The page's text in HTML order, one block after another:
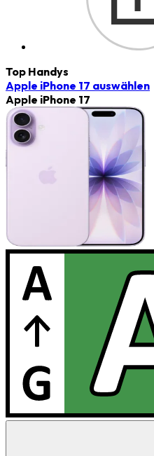
Top Handys
Apple iPhone 17 auswählen
Apple iPhone 17